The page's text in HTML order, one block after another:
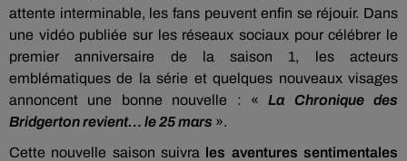
attente interminable, les fans peuvent enfin se réjouir. Dans
une vidéo publiée sur les réseaux sociaux pour célébrer le
premier anniversaire de la saison 1, les acteurs
emblématiques de la série et quelques nouveaux visages
annoncent une bonne nouvelle : «La Chronique des
Bridgerton revient… le 25 mars ».
Cette nouvelle saison suivra les aventures sentimentales